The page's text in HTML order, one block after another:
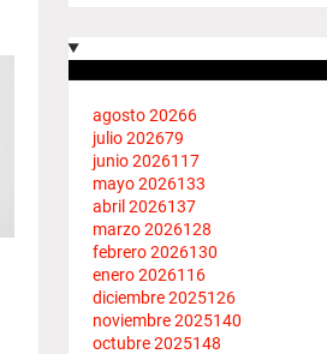
agosto 20266
julio 202679
junio 2026117
mayo 2026133
abril 2026137
marzo 2026128
febrero 2026130
enero 2026116
diciembre 2025126
noviembre 2025140
octubre 2025148